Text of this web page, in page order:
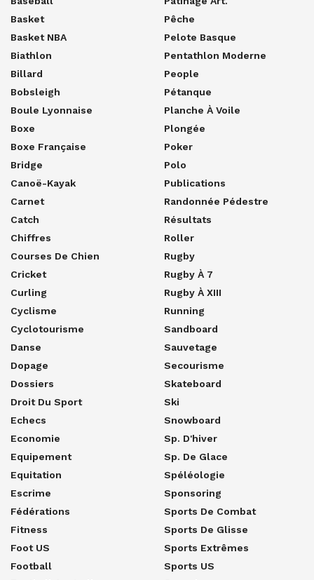
Basket
Basket NBA
Biathlon
Billard
Bobsleigh
Boule Lyonnaise
Boxe
Boxe Française
Bridge
Canoë-Kayak
Carnet
Catch
Chiffres
Courses De Chien
Cricket
Curling
Cyclisme
Cyclotourisme
Danse
Dopage
Dossiers
Droit Du Sport
Echecs
Economie
Equipement
Equitation
Escrime
Fédérations
Fitness
Foot US
Football
Pêche
Pelote Basque
Pentathlon Moderne
People
Pétanque
Planche À Voile
Plongée
Poker
Polo
Publications
Randonnée Pédestre
Résultats
Roller
Rugby
Rugby À 7
Rugby À XIII
Running
Sandboard
Sauvetage
Secourisme
Skateboard
Ski
Snowboard
Sp. D'hiver
Sp. De Glace
Spéléologie
Sponsoring
Sports De Combat
Sports De Glisse
Sports Extrêmes
Sports US